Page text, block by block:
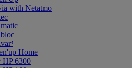
with Netatmo
Home
HP 6300